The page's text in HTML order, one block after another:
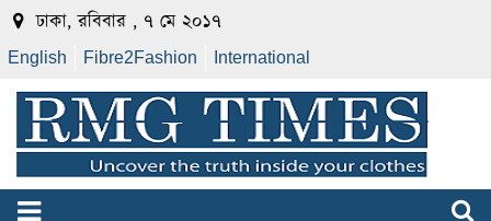
ঢাকা, রবিবার , ৭ মে ২০১৭
English Fibre2Fashion International